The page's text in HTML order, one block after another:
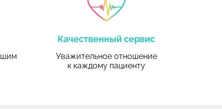
Качественный сервис
Уважительное отношение
к каждому пациенту